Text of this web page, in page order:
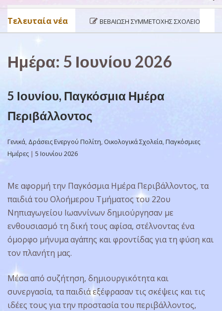
ΒΕΒΑΊΩΣΗ ΣΥΜΜΕΤΟΧΉΣ ΣΧΟΛΕΊΟΥ ΣΤΟ
Τελευταία νέα
Ημέρα: 5 Ιουνίου 2026
5 Ιουνίου, Παγκόσμια Ημέρα
Περιβάλλοντος
Γενικά Δράσεις Ενεργού Πολίτη Οικολογικά Σχολεία Παγκόσμιες
Ημέρες | 5 Ιουνίου 2026
Με αφορμή την Παγκόσμια Ημέρα Περιβάλλοντος, τα
παιδιά του Ολοήμερου Τμήματος του 22ου
Νηπιαγωγείου Ιωαννίνων δημιούργησαν με
ενθουσιασμό τη δική τους αφίσα, στέλνοντας ένα
όμορφο μήνυμα αγάπης και φροντίδας για τη φύση και
τον πλανήτη μας.
Μέσα από συζήτηση, δημιουργικότητα και
συνεργασία, τα παιδιά εξέφρασαν τις σκέψεις και τις
ιδέες τους για την προστασία του περιβάλλοντος,